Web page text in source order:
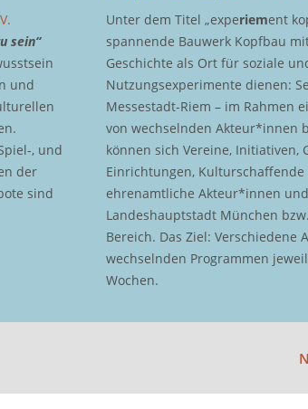
sein“
und
, und
der
sind
Unter dem Titel „experiement
spannende Bauwerk Kopfbau
Geschichte als Ort für soziale
Nutzungsexperimente dienen:
Messestadt-Riem – im Rahmen
von wechselnden Akteur*innen
können sich Vereine, Initiativen,
Einrichtungen,
ehrenamtliche Akteur*innen
Landeshauptstadt München
Bereich. Das Ziel:
wechselnden Programmen
Wochen.